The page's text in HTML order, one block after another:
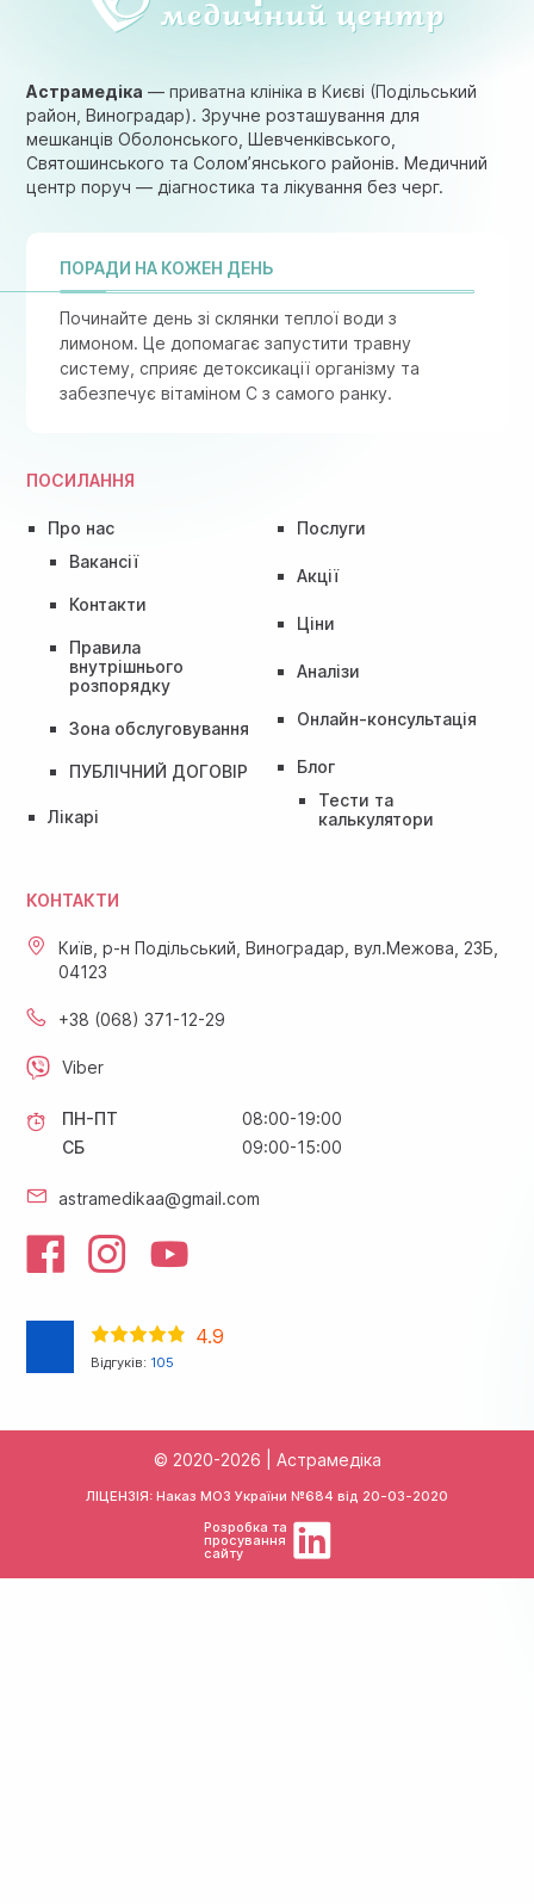
ПОСИЛАННЯ
Про нас
Вакансії
Контакти
Правила
внутрішнього
розпорядку
Зона обслуговування
ПУБЛІЧНИЙ ДОГОВІР
Лікарі
Послуги
Акції
Ціни
Аналізи
Онлайн-консультація
Блог
Тести та
калькулятори
Астрамедіка — приватна клініка в Києві (Подільський
район, Виноградар). Зручне розташування для
мешканців Оболонського, Шевченківського,
Святошинського та Солом’янського районів. Медичний
центр поруч — діагностика та лікування без черг.
ПОРАДИ НА КОЖЕН ДЕНЬ
Починайте день зі склянки теплої води з
лимоном. Це допомагає запустити травну
систему, сприяє детоксикації організму та
забезпечує вітаміном C з самого ранку.
КОНТАКТИ
Київ, р-н Подільський, Виноградар, вул.Межова, 23Б,
04123
+38 (068) 371-12-29
Viber
ПН-ПТ
08:00-19:00
СБ
09:00-15:00
astramedikaa@gmail.com
4.9
Відгуків: 105
© 2020-2026 | Астрамедіка
ЛІЦЕНЗІЯ: Наказ МОЗ України №684 від 20-03-2020
Розробка та
просування
сайту